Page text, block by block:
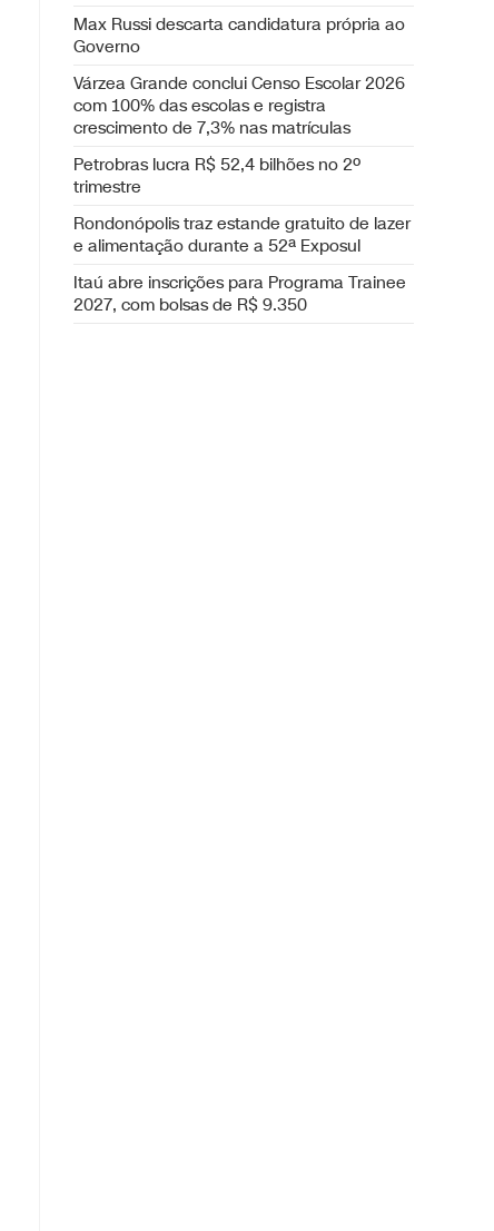
Max Russi descarta candidatura própria ao
Governo
Várzea Grande conclui Censo Escolar 2026
com 100% das escolas e registra
crescimento de 7,3% nas matrículas
Petrobras lucra R$ 52,4 bilhões no 2º
trimestre
Rondonópolis traz estande gratuito de lazer
e alimentação durante a 52ª Exposul
Itaú abre inscrições para Programa Trainee
2027, com bolsas de R$ 9.350